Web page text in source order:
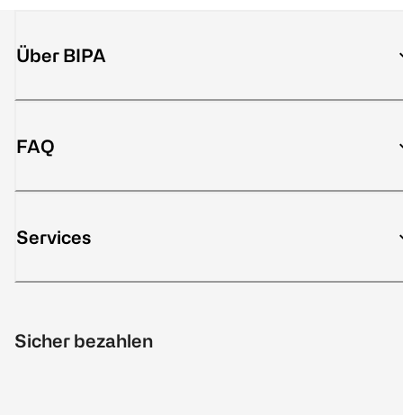
Über BIPA
FAQ
Services
Sicher bezahlen